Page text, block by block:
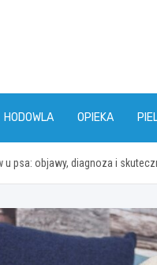
HODOWLA OPIEKA
u psa: objawy, diagnoza i